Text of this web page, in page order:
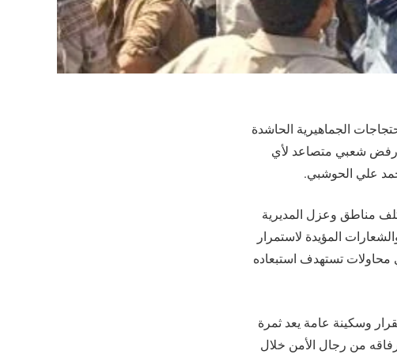
الجماهيرية الحاشدة
ورفض شعبي متصاعد لأي
علي الحوشبي.
مناطق وعزل المديرية
المؤيدة لاستمرار
محاولات تستهدف استبعاده
وسكينة عامة يعد ثمرة
من رجال الأمن خلال